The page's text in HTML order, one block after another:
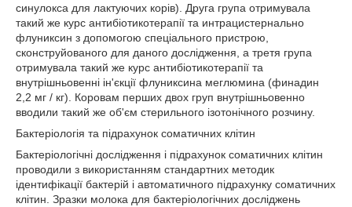
синулокса для лактуючих корів). Друга група отримувала
такий же курс антибіотикотерапії та интрацистернально
флуниксин з допомогою спеціального пристрою,
сконструйованого для даного дослідження, а третя група
отримувала такий же курс антибіотикотерапії та
внутрішньовенні ін'єкції флуниксина меглюмина (финадин
2,2 мг / кг). Коровам перших двох груп внутрішньовенно
вводили такий же об'єм стерильного ізотонічного розчину.
Бактеріологія та підрахунок соматичних клітин
Бактеріологічні дослідження і підрахунок соматичних клітин
проводили з використанням стандартних методик
ідентифікації бактерій і автоматичного підрахунку соматичних
клітин. Зразки молока для бактеріологічних досліджень